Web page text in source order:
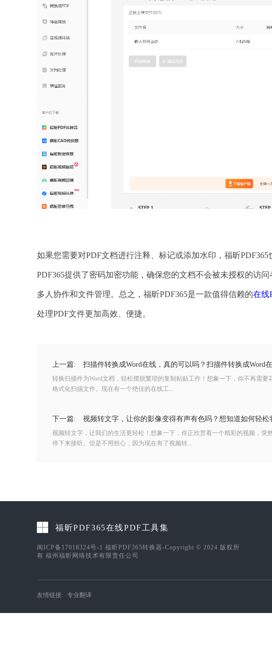
如果您需要对PDF文档进行注释、标记或添加水印，福昕
PDF365提供了密码加密功能，确保您的文档不会被未授权的访
多人协作和文件管理。总之，福昕PDF365是一款值得信赖的在线
处理PDF文件更加高效、便捷。
上一篇: 扫描件转换成Word在线，真的可以吗？扫描件转换成Word
转换扫描件为Word文档，轻松摆脱繁琐的复制粘贴工作！想象一下，你不再需要
格式化扫描文件。现在有一个绝佳的在线工...
下一篇: 视频转文字，让你的影像变得有声有色吗？想知道如何轻松
视频转文字，让我们的生活更轻松！想象一下，你正欣赏着一个精彩的视频，突
停下来接听。但是不用担心，因为现在有了视频转...
福昕PDF365在线PDF工具集
闽ICP备17018324号-1 福昕PDF365转换器-Copyright © 2024 版权所
有 福州福昕网络技术有限责任公司
友情链接: 专业翻译